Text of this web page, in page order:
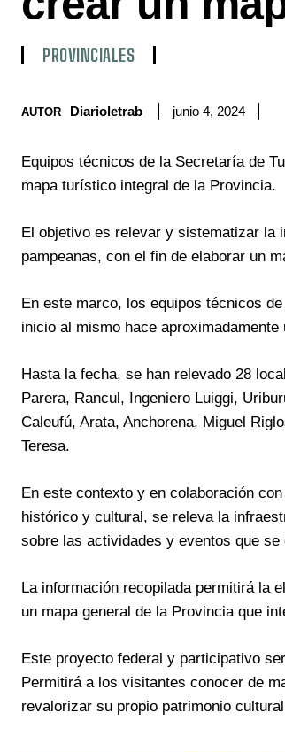
PROVINCIALES
AUTOR Diarioletrab junio 4, 2024
Equipos técnicos de la Secretaría de
mapa turístico integral de la Provincia.
El objetivo es relevar y sistematizar
pampeanas, con el fin de elaborar un
En este marco, los equipos técnicos
inicio al mismo hace aproximadamente
Hasta la fecha, se han relevado 28
Parera, Rancul, Ingeniero Luiggi,
Caleufú, Arata, Anchorena, Miguel
Teresa.
En este contexto y en colaboración
histórico y cultural, se releva la
sobre las actividades y eventos que se
La información recopilada permitirá la
un mapa general de la Provincia que
Este proyecto federal y participativo
Permitirá a los visitantes conocer de
revalorizar su propio patrimonio